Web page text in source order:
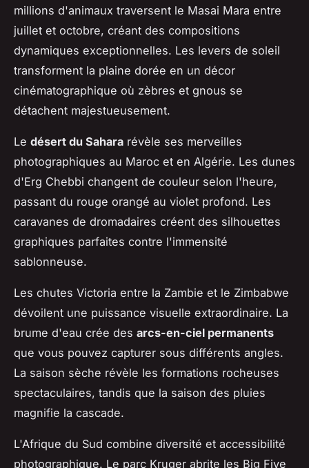
millions d'animaux traversent le Masai Mara entre
juillet et octobre, créant des compositions
dynamiques exceptionnelles. Les levers de soleil
transforment la plaine dorée en un décor
cinématographique où zèbres et gnous se
détachent majestueusement.
Le désert du Sahara révèle ses merveilles
photographiques au Maroc et en Algérie. Les dunes
d'Erg Chebbi changent de couleur selon l'heure,
passant du rouge orangé au violet profond. Les
caravanes de dromadaires créent des silhouettes
graphiques parfaites contre l'immensité
sablonneuse.
Les chutes Victoria entre la Zambie et le Zimbabwe
dévoilent une puissance visuelle extraordinaire. La
brume d'eau crée des arcs-en-ciel permanents
que vous pouvez capturer sous différents angles.
La saison sèche révèle les formations rocheuses
spectaculaires, tandis que la saison des pluies
magnifie la cascade.
L'Afrique du Sud combine diversité et accessibilité
photographique. Le parc Kruger abrite les Big Five